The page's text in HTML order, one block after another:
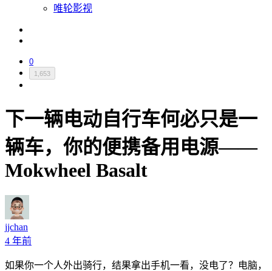
唯轮影视
0
1,653
下一辆电动自行车何必只是一
辆车，你的便携备用电源——
Mokwheel Basalt
jjchan
4 年前
如果你一个人外出骑行，结果拿出手机一看，没电了？电脑，